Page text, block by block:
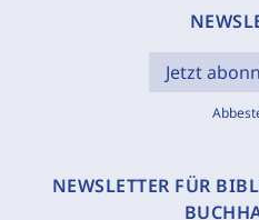
Jetzt
NEWSLETTER FÜR